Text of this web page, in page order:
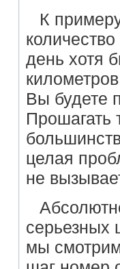
К
день хотя
Вы будете
Прошагать
целая
не
серьезных
мы